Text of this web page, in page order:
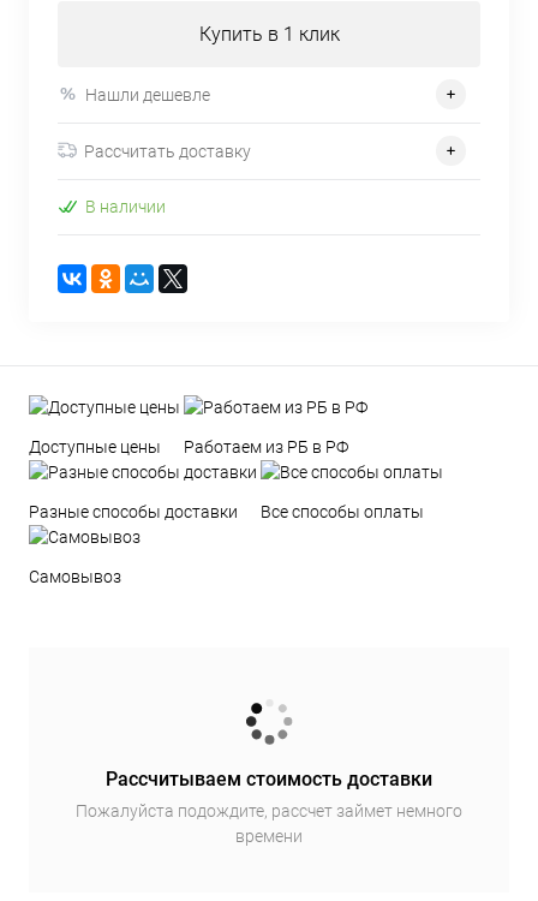
Купить в 1 клик
Нашли дешевле
Рассчитать доставку
В наличии
Доступные цены Работаем из РБ в РФ
Разные способы доставки Все способы оплаты
Самовывоз
Рассчитываем стоимость доставки
Пожалуйста подождите, рассчет займет немного
времени